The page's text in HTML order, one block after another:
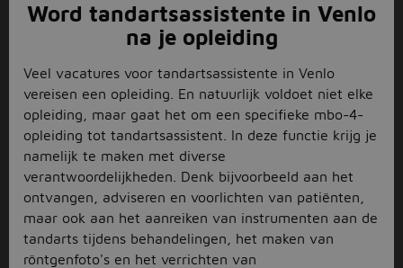
Word tandartsassistente in Venlo
na je opleiding
Veel vacatures voor tandartsassistente in Venlo
vereisen een opleiding. En natuurlijk voldoet niet elke
opleiding, maar gaat het om een specifieke mbo-4-
opleiding tot tandartsassistent. In deze functie krijg je
namelijk te maken met diverse
verantwoordelijkheden. Denk bijvoorbeeld aan het
ontvangen, adviseren en voorlichten van patiënten,
maar ook aan het aanreiken van instrumenten aan de
tandarts tijdens behandelingen, het maken van
röntgenfoto's en het verrichten van